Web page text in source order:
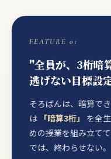
FEATURE 01
"全員が、3桁暗
逃げない目標設定
そろばんは、暗算で
は 「暗算3桁」
を全
めの授業を組み立て
では、終わらせない。